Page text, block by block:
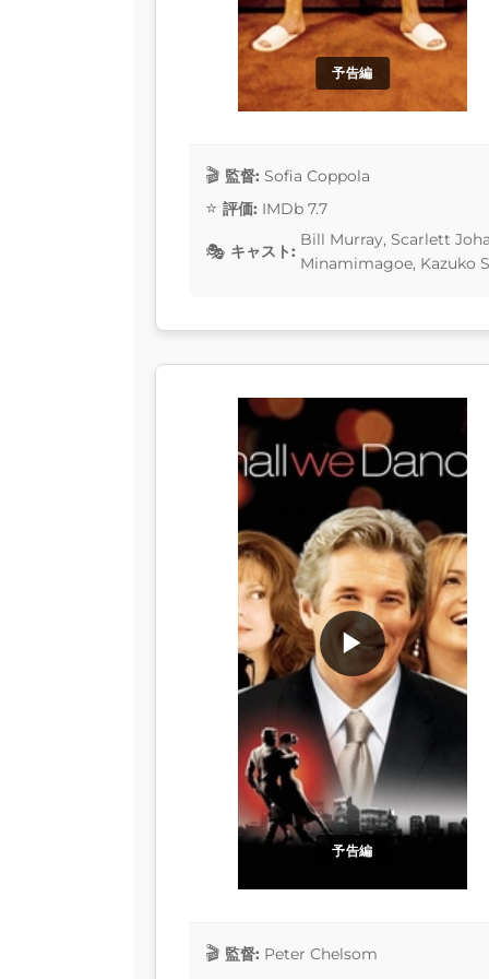
予告編
監督: Sofia Coppola
評価: IMDb 7.7
キャスト:
Bill Murray, Scarlett
Minamimagoe, Kazuko
予告編
▶
監督: Peter Chelsom